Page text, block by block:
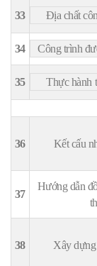
33 Địa chất
34 Công trình
35 Thực hành
36 Kết cấu
37
Hướng dẫn
38 Xây dựng